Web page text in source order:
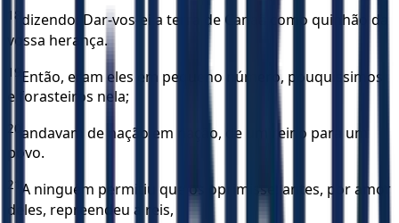
18 dizendo: Dar-vos-ei a terra de Canaã como quinhão da
vossa herança.
19 Então, eram eles em pequeno número, pouquíssimos
e forasteiros nela;
20 andavam de nação em nação, de um reino para um
povo.
21
A ninguém permitiu que os oprimisse; antes, por amor
deles, repreendeu a reis,